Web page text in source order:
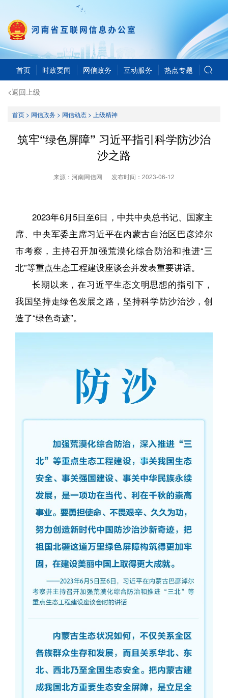
首页 时政要闻 网信政务 互动服务 热点专题
<返回上级
首页> 网信政务> 网信动态> 上级精神
筑牢“绿色屏障” 习近平指引科学防沙治
沙之路
来源：河南网信网 发布时间： 2023-06-12
2023年6月5日至6日，中共中央总书记、国家主
席、中央军委主席习近平在内蒙古自治区巴彦淖尔
市考察，主持召开加强荒漠化综合防治和推进“三
北”等重点生态工程建设座谈会并发表重要讲话。
长期以来，在习近平生态文明思想的指引下，
我国坚持走绿色发展之路，坚持科学防沙治沙，创
造了“绿色奇迹”。